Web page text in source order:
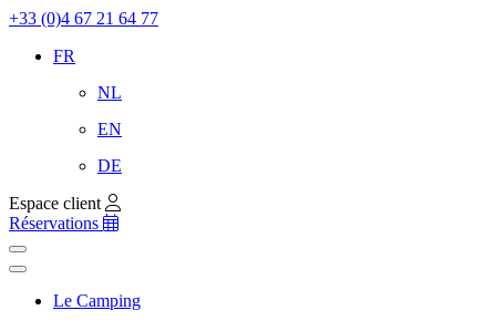
+33 (0)4 67 21 64 77
FR
NL
EN
DE
Espace client
Réservations
Le Camping